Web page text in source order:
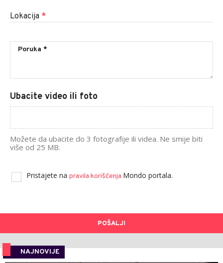
Lokacija *
Ubacite video ili foto
Možete da ubacite do 3 fotografije ili videa. Ne smije biti
više od 25 MB.
Pristajete na pravila korišćenja Mondo portala.
POŠALJI
NAJNOVIJE